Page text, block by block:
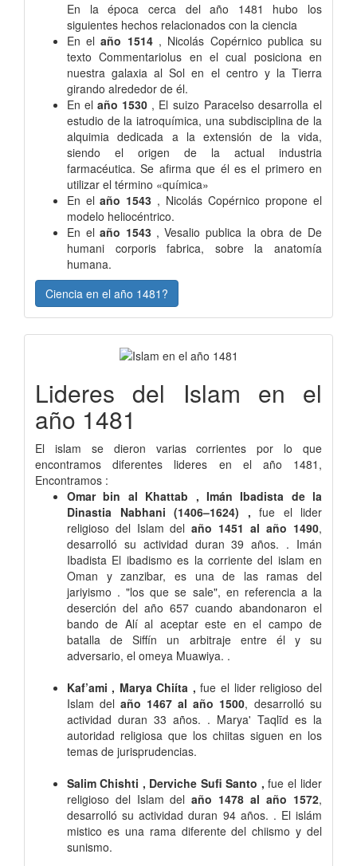
En la época cerca del año 1481 hubo los
siguientes hechos relacionados con la ciencia
En el año 1514 , Nicolás Copérnico publica su
texto Commentariolus en el cual posiciona en
nuestra galaxia al Sol en el centro y la Tierra
girando alrededor de él.
En el año 1530 , El suizo Paracelso desarrolla el
estudio de la iatroquímica, una subdisciplina de la
alquimia dedicada a la extensión de la vida,
siendo el origen de la actual industria
farmacéutica. Se afirma que él es el primero en
utilizar el término «química»
En el año 1543 , Nicolás Copérnico propone el
modelo heliocéntrico.
En el año 1543 , Vesalio publica la obra de De
humani corporis fabrica, sobre la anatomía
humana.
Ciencia en el año 1481?
Lideres del Islam en el
año 1481
El islam se dieron varias corrientes por lo que
encontramos diferentes lideres en el año 1481,
Encontramos :
Omar bin al Khattab , Imán Ibadista de la
Dinastia Nabhani (1406–1624) , fue el lider
religioso del Islam del año 1451 al año 1490,
desarrolló su actividad duran 39 años. . Imán
Ibadista El ibadismo es la corriente del islam en
Oman y zanzibar, es una de las ramas del
jariyismo . "los que se sale", en referencia a la
deserción del año 657 cuando abandonaron el
bando de Alí al aceptar este en el campo de
batalla de Siffín un arbitraje entre él y su
adversario, el omeya Muawiya. .
Kaf’ami , Marya Chiíta , fue el lider religioso del
Islam del año 1467 al año 1500, desarrolló su
actividad duran 33 años. . Marya' Taqlīd es la
autoridad religiosa que los chiitas siguen en los
temas de jurisprudencias.
Salim Chishti , Derviche Sufi Santo , fue el lider
religioso del Islam del año 1478 al año 1572,
desarrolló su actividad duran 94 años. . El islám
mistico es una rama diferente del chiismo y del
sunismo.